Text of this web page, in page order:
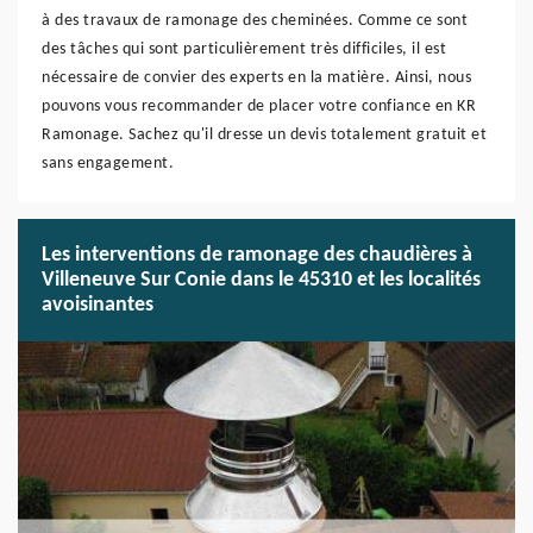
à des travaux de ramonage des cheminées. Comme ce sont
des tâches qui sont particulièrement très difficiles, il est
nécessaire de convier des experts en la matière. Ainsi, nous
pouvons vous recommander de placer votre confiance en KR
Ramonage. Sachez qu'il dresse un devis totalement gratuit et
sans engagement.
Les interventions de ramonage des chaudières à
Villeneuve Sur Conie dans le 45310 et les localités
avoisinantes